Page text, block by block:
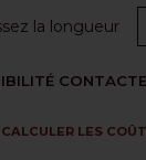
la longueur
CALCULER LES